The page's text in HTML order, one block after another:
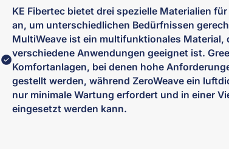
KE Fibertec bietet drei spezielle Materialien
an, um unterschiedlichen Bedürfnissen
MultiWeave ist ein multifunktionales Material,
verschiedene Anwendungen geeignet ist.
Komfortanlagen, bei denen hohe
gestellt werden, während ZeroWeave ein
nur minimale Wartung erfordert und in einer
eingesetzt werden kann.